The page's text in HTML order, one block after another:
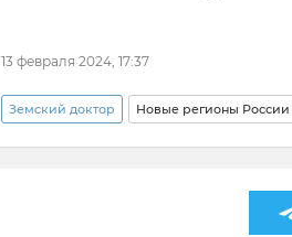
13 февраля 2024, 17:37
Земский доктор Новые регионы России
Луганская Народная Республика (ЛНР)